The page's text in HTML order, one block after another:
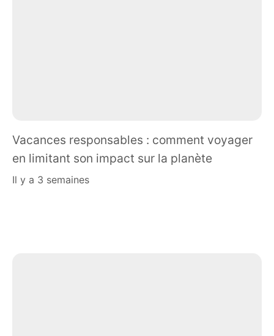
Vacances responsables : comment voyager
en limitant son impact sur la planète
il y a 3 semaines